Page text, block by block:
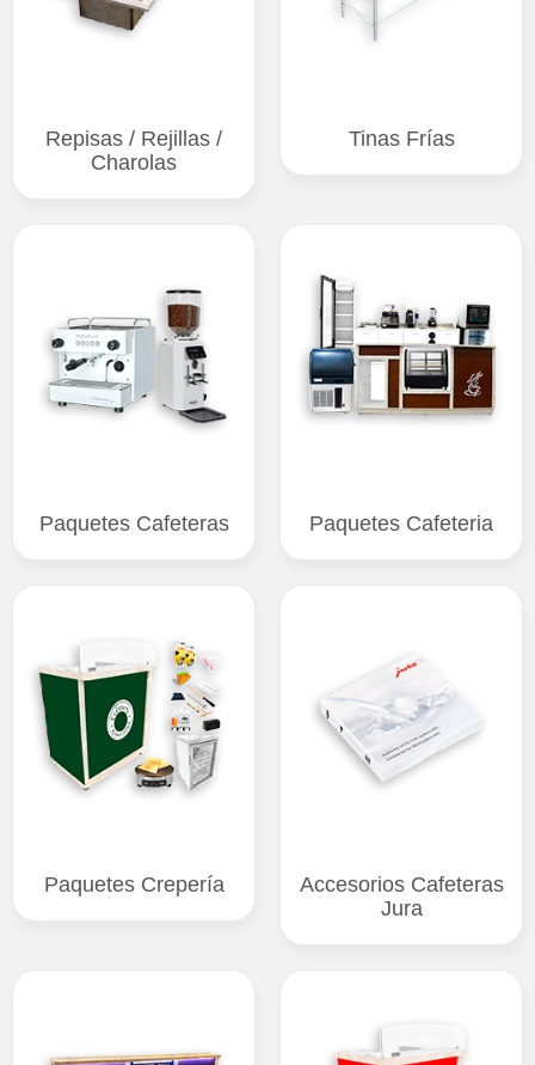
Repisas / Rejillas /
Charolas
Tinas Frías
Paquetes Cafeteras Paquetes Cafeteria
Paquetes Crepería
Accesorios Cafeteras
Jura